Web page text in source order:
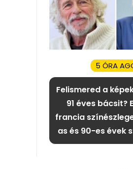
5 ÓRA
Felismered a
91 éves bácsit?
francia
as és 90-es évek